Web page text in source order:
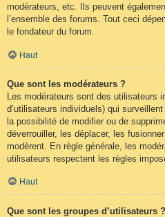
modérateurs, etc. Ils peuvent
l’ensemble des forums. Tout ceci
le fondateur du forum.
Haut
Que sont les modérateurs ?
Les modérateurs sont des utilisateurs
d’utilisateurs individuels) qui
la possibilité de modifier ou de
déverrouiller, les déplacer, les
modèrent. En règle générale, les
utilisateurs respectent les règles
Haut
Que sont les groupes d’utilisateurs ?